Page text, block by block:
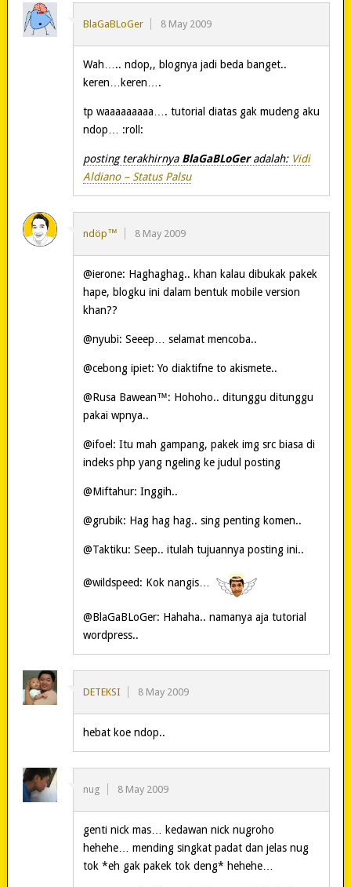
BlaGaBLoGer 8 May 2009
Wah….. ndop,, blognya jadi beda banget..
keren…keren….
tp waaaaaaaaa…. tutorial diatas gak mudeng aku
ndop… :roll:
posting terakhirnya BlaGaBLoGeradalah: Vidi
Aldiano – Status Palsu
ndöp™ 8 May 2009
@ierone: Haghaghag.. khan kalau dibukak pakek
hape, blogku ini dalam bentuk mobile version
khan??
@nyubi: Seeep… selamat mencoba..
@cebong ipiet: Yo diaktifne to akismete..
@Rusa Bawean™: Hohoho.. ditunggu ditunggu
pakai wpnya..
@ifoel: Itu mah gampang, pakek img src biasa di
indeks php yang ngeling ke judul posting
@Miftahur: Inggih..
@grubik: Hag hag hag.. sing penting komen..
@Taktiku: Seep.. itulah tujuannya posting ini..
@wildspeed: Kok nangis…
@BlaGaBLoGer: Hahaha.. namanya aja tutorial
wordpress..
DETEKSI 8 May 2009
hebat koe ndop..
nug 8 May 2009
genti nick mas… kedawan nick nugroho
hehehe… mending singkat padat dan jelas nug
tok *eh gak pakek tok deng* hehehe…